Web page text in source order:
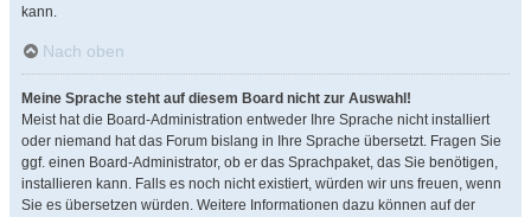
kann.
Nach oben
Meine Sprache steht auf diesem Board nicht zur Auswahl!
Meist hat die Board-Administration entweder Ihre Sprache nicht installiert
oder niemand hat das Forum bislang in Ihre Sprache übersetzt. Fragen Sie
ggf. einen Board-Administrator, ob er das Sprachpaket, das Sie benötigen,
installieren kann. Falls es noch nicht existiert, würden wir uns freuen, wenn
Sie es übersetzen würden. Weitere Informationen dazu können auf der